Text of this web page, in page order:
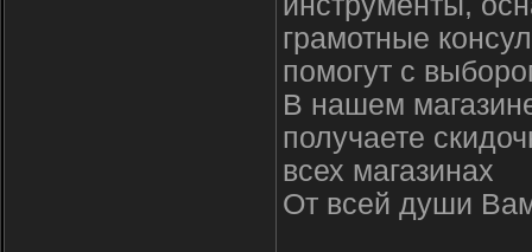
грамотные
помогут с
В нашем
получаете
всех магазинах
От всей души